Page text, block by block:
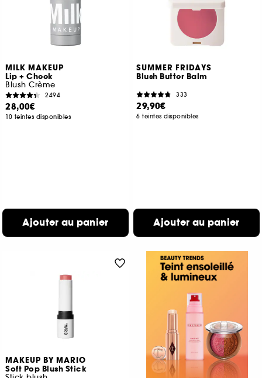
MILK MAKEUP
Lip + Cheek
Blush Crème
2494
28,00€
10 teintes disponibles
Ajouter au panier
SUMMER FRIDAYS
Blush Butter Balm
333
29,90€
6 teintes disponibles
Ajouter au panier
MAKEUP BY MARIO
Soft Pop Blush Stick